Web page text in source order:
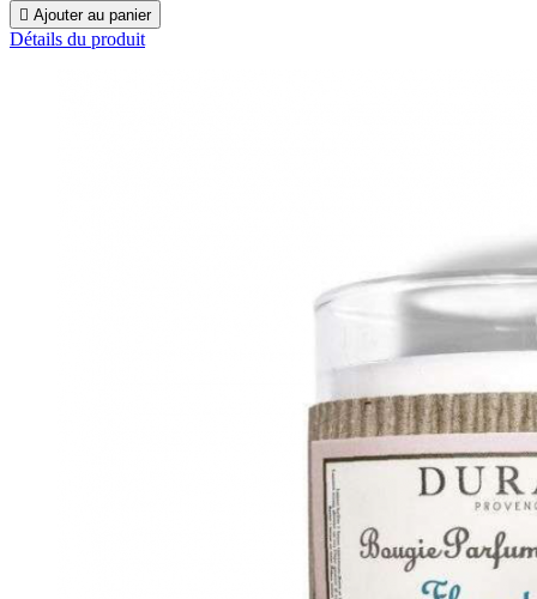
 Ajouter au panier
Détails du produit